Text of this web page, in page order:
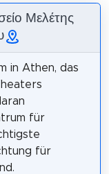
Μελέτης
in Athen, das
für
für